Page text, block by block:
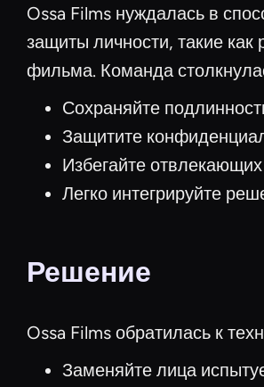
Ossa Films нуждалась в
защиты личности, такие
фильма. Команда
Сохраняйте
Защитите
Избегайте
Легко интегрируйте
Решение
Ossa Films обратилась к
Заменяйте лица